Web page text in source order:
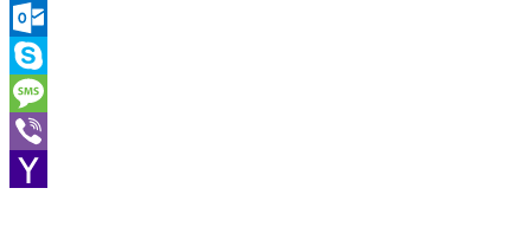
LinkedIn
Outlook.com
Skype
Message
Viber